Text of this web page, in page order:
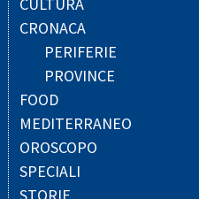
CULTURA
CRONACA
PERIFERIE
PROVINCE
FOOD
MEDITERRANEO
OROSCOPO
SPECIALI